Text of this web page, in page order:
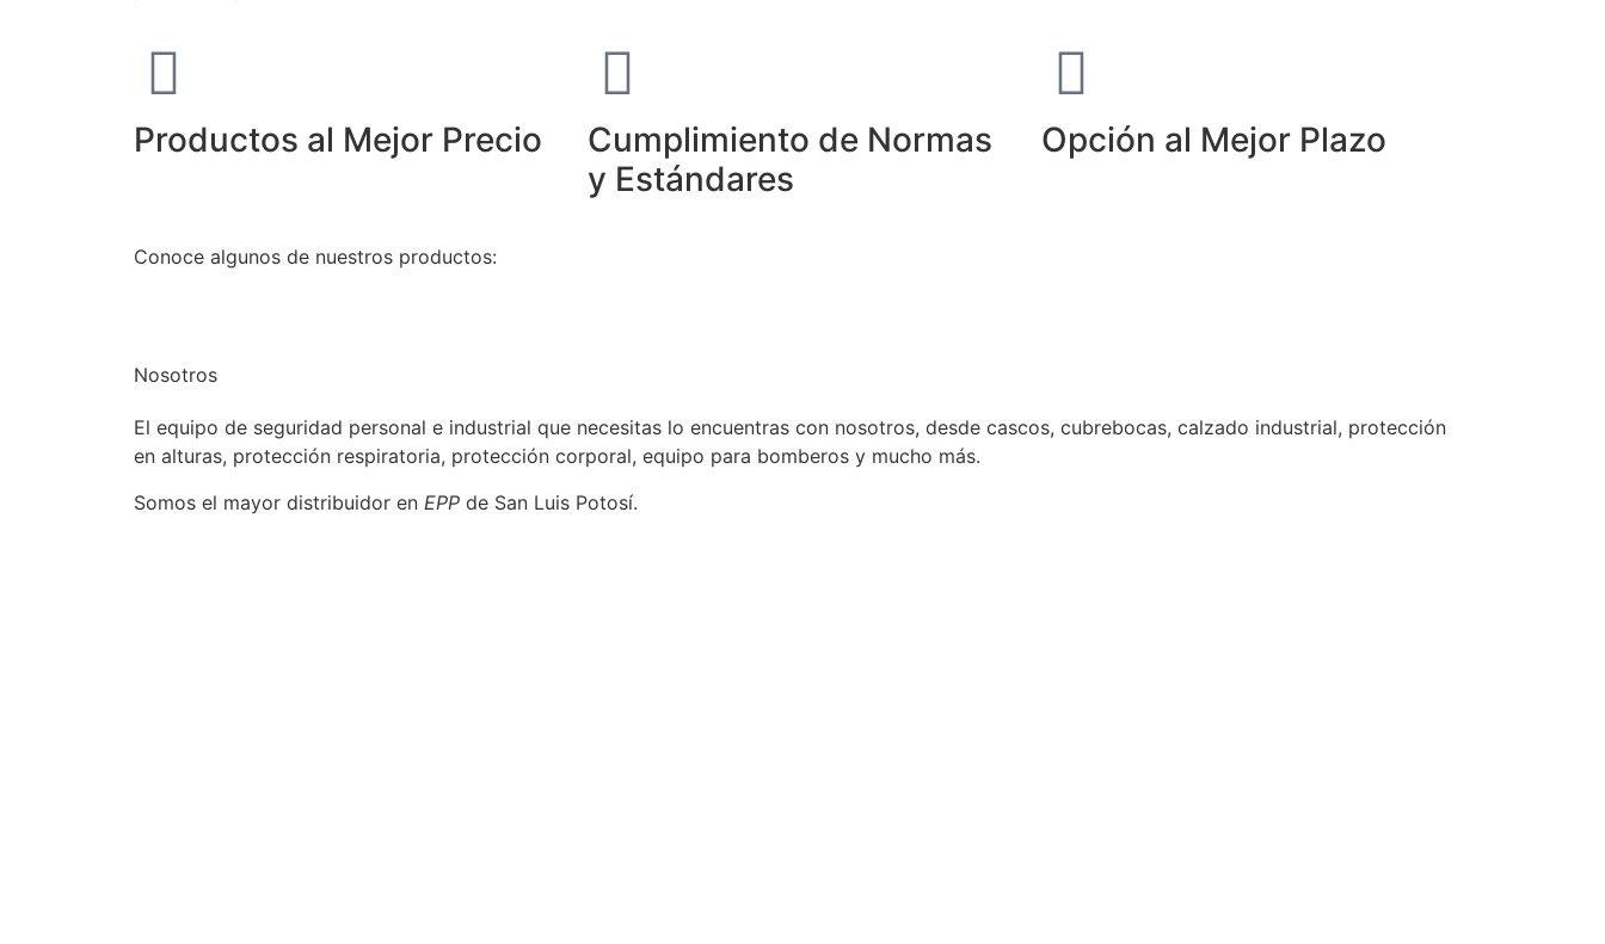
Productos al Mejor Precio
Cumplimiento de Normas
y Estándares
Opción al Mejor Plazo
Conoce algunos de nuestros productos:
Nosotros
El equipo de seguridad personal e industrial que necesitas lo encuentras con nosotros, desde cascos, cubrebocas, calzado industrial, protección
en alturas, protección respiratoria, protección corporal, equipo para bomberos y mucho más.
Somos el mayor distribuidor en EPP de San Luis Potosí.